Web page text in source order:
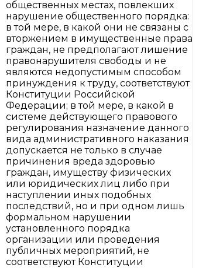
общественных местах, повлекших
нарушение общественного порядка:
в той мере, в какой они не связаны с
вторжением в имущественные права
граждан, не предполагают лишение
правонарушителя свободы и не
являются недопустимым способом
принуждения к труду, соответствуют
Конституции Российской
Федерации; в той мере, в какой в
системе действующего правового
регулирования назначение данного
вида административного наказания
допускается не только в случае
причинения вреда здоровью
граждан, имуществу физических
или юридических лиц либо при
наступлении иных подобных
последствий, но и при одном лишь
формальном нарушении
установленного порядка
организации или проведения
публичных мероприятий, не
соответствуют Конституции